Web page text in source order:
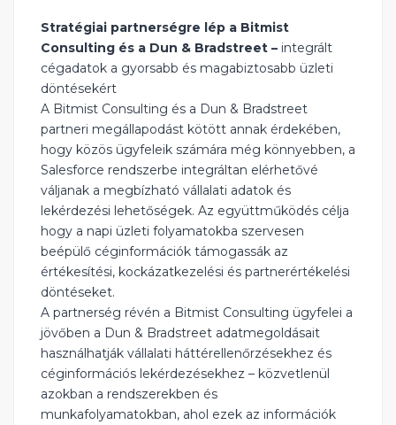
Stratégiai partnerségre lép a Bitmist
Consulting és a Dun & Bradstreet – integrált
cégadatok a gyorsabb és magabiztosabb üzleti
döntésekért
A Bitmist Consulting és a Dun & Bradstreet
partneri megállapodást kötött annak érdekében,
hogy közös ügyfeleik számára még könnyebben, a
Salesforce rendszerbe integráltan elérhetővé
váljanak a megbízható vállalati adatok és
lekérdezési lehetőségek. Az együttműködés célja
hogy a napi üzleti folyamatokba szervesen
beépülő céginformációk támogassák az
értékesítési, kockázatkezelési és partnerértékelési
döntéseket.
A partnerség révén a Bitmist Consulting ügyfelei a
jövőben a Dun & Bradstreet adatmegoldásait
használhatják vállalati háttérellenőrzésekhez és
céginformációs lekérdezésekhez – közvetlenül
azokban a rendszerekben és
munkafolyamatokban, ahol ezek az információk